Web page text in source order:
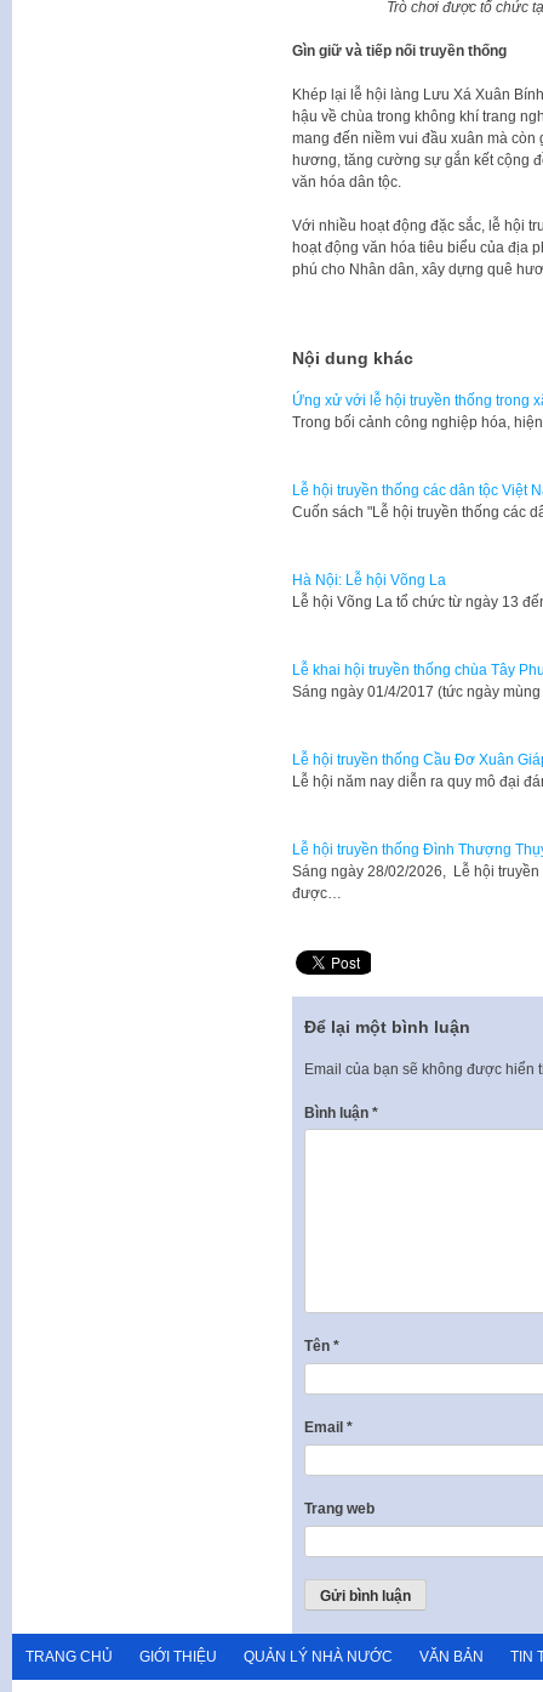
Trò chơi được tổ chức
Gìn giữ và tiếp nối truyền thống
Khép lại lễ hội làng Lưu Xá Xuân
hậu về chùa trong không khí trang
mang đến niềm vui đầu xuân mà
hương, tăng cường sự gắn kết cộng
văn hóa dân tộc.
Với nhiều hoạt động đặc sắc, lễ hội
hoạt động văn hóa tiêu biểu của địa
phú cho Nhân dân, xây dựng quê
Nội dung khác
Ứng xử với lễ hội truyền thống trong
Trong bối cảnh công nghiệp hóa,
Lễ hội truyền thống các dân tộc Việt
​Cuốn sách "Lễ hội truyền thống các
Hà Nội: Lễ hội Võng La
​Lễ hội Võng La tổ chức từ ngày 13
Lễ khai hội truyền thống chùa Tây
Sáng ngày 01/4/2017 (tức ngày
Lễ hội truyền thống Cầu Đơ Xuân
Lễ hội năm nay diễn ra quy mô đại
Lễ hội truyền thống Đình Thượng
Sáng ngày 28/02/2026, Lễ hội
được…
Để lại một bình luận
Email của bạn sẽ không được hiển
Bình luận *
Tên *
Email *
Trang web
TRANG CHỦ GIỚI THIỆU QUẢN LÝ NHÀ NƯỚC VĂN BẢN TIN